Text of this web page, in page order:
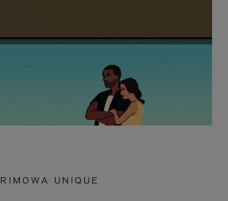
RIMOWA UNIQUE